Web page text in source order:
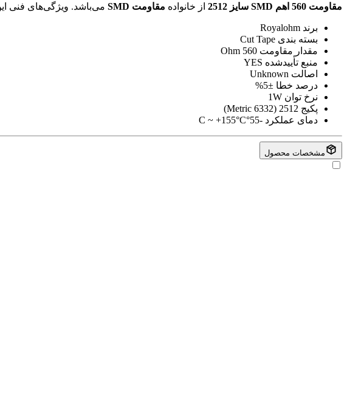
مقاومت 560 اهم SMD سایز 2512 از خانواده مقاومت SMD می‌باشد. ویژگی‌های فنی
برند Royalohm
بسته بندی Cut Tape
مقدار مقاومت 560 Ohm
منبع تأیید‌شده YES
اصالت Unknown
درصد خطا ±5%
نرخ توان 1W
پکیج 2512 (6332 Metric)
دمای عملکرد -55°C ~ +155°C
مشخصات محصول